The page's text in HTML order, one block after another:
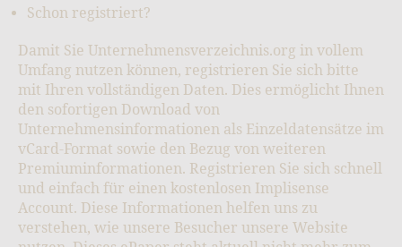
Schon registriert?
Damit Sie Unternehmensverzeichnis.org in vollem
Umfang nutzen können, registrieren Sie sich bitte
mit Ihren vollständigen Daten. Dies ermöglicht Ihnen
den sofortigen Download von
Unternehmensinformationen als Einzeldatensätze im
vCard-Format sowie den Bezug von weiteren
Premiuminformationen. Registrieren Sie sich schnell
und einfach für einen kostenlosen Implisense
Account. Diese Informationen helfen uns zu
verstehen, wie unsere Besucher unsere Website